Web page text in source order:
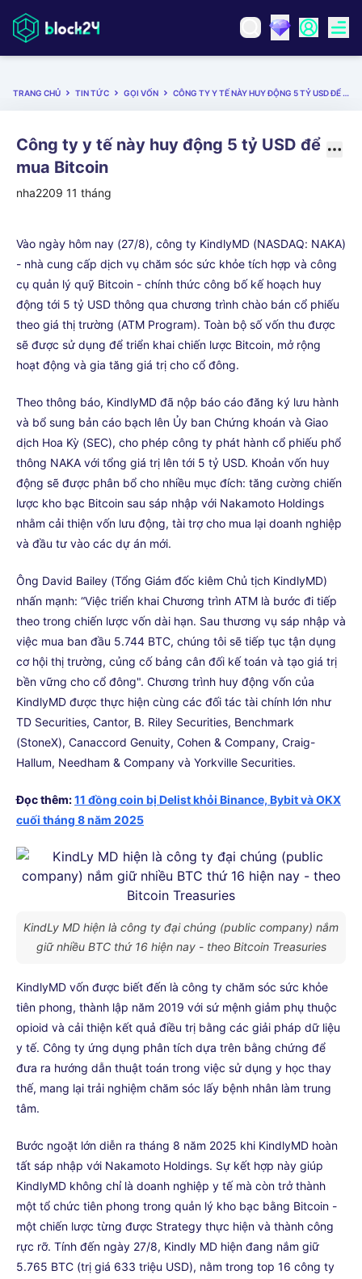
TRANG CHỦ TIN TỨC GỌI VỐN CÔNG TY Y TẾ NÀY HUY ĐỘNG 5 TỶ USD ĐỂ MUA BITCOIN
Công ty y tế này huy động 5 tỷ USD để
mua Bitcoin
nha2209 11 tháng
Vào ngày hôm nay (27/8), công ty KindlyMD (NASDAQ: NAKA)
- nhà cung cấp dịch vụ chăm sóc sức khỏe tích hợp và công
cụ quản lý quỹ Bitcoin - chính thức công bố kế hoạch huy
động tới 5 tỷ USD thông qua chương trình chào bán cổ phiếu
theo giá thị trường (ATM Program). Toàn bộ số vốn thu được
sẽ được sử dụng để triển khai chiến lược Bitcoin, mở rộng
hoạt động và gia tăng giá trị cho cổ đông.
Theo thông báo, KindlyMD đã nộp báo cáo đăng ký lưu hành
và bổ sung bản cáo bạch lên Ủy ban Chứng khoán và Giao
dịch Hoa Kỳ (SEC), cho phép công ty phát hành cổ phiếu phổ
thông NAKA với tổng giá trị lên tới 5 tỷ USD. Khoản vốn huy
động sẽ được phân bổ cho nhiều mục đích: tăng cường chiến
lược kho bạc Bitcoin sau sáp nhập với Nakamoto Holdings
nhằm cải thiện vốn lưu động, tài trợ cho mua lại doanh nghiệp
và đầu tư vào các dự án mới.
Ông David Bailey (Tổng Giám đốc kiêm Chủ tịch KindlyMD)
nhấn mạnh: “Việc triển khai Chương trình ATM là bước đi tiếp
theo trong chiến lược vốn dài hạn. Sau thương vụ sáp nhập và
việc mua ban đầu 5.744 BTC, chúng tôi sẽ tiếp tục tận dụng
cơ hội thị trường, củng cố bảng cân đối kế toán và tạo giá trị
bền vững cho cổ đông". Chương trình huy động vốn của
KindlyMD được thực hiện cùng các đối tác tài chính lớn như
TD Securities, Cantor, B. Riley Securities, Benchmark
(StoneX), Canaccord Genuity, Cohen & Company, Craig-
Hallum, Needham & Company và Yorkville Securities.
Đọc thêm:11 đồng coin bị Delist khỏi Binance, Bybit và OKX
cuối tháng 8 năm 2025
KindLy MD hiện là công ty đại chúng (public company) nắm
giữ nhiều BTC thứ 16 hiện nay - theo Bitcoin Treasuries
KindlyMD vốn được biết đến là công ty chăm sóc sức khỏe
tiên phong, thành lập năm 2019 với sứ mệnh giảm phụ thuộc
opioid và cải thiện kết quả điều trị bằng các giải pháp dữ liệu
y tế. Công ty ứng dụng phân tích dựa trên bằng chứng để
đưa ra hướng dẫn thuật toán trong việc sử dụng y học thay
thế, mang lại trải nghiệm chăm sóc lấy bệnh nhân làm trung
tâm.
Bước ngoặt lớn diễn ra tháng 8 năm 2025 khi KindlyMD hoàn
tất sáp nhập với Nakamoto Holdings. Sự kết hợp này giúp
KindlyMD không chỉ là doanh nghiệp y tế mà còn trở thành
một tổ chức tiên phong trong quản lý kho bạc bằng Bitcoin -
một chiến lược từng được Strategy thực hiện và thành công
rực rỡ. Tính đến ngày 27/8, Kindly MD hiện đang nắm giữ
5.765 BTC (trị giá 633 triệu USD), nằm trong top 16 công ty